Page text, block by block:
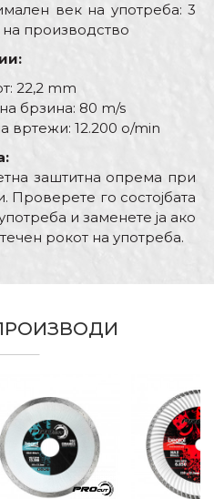
век на употреба: 3
производство
22,2 mm
брзина: 80 m/s
вртежи: 12.200 o/min
заштитна опрема при
Проверете го состојбата
и заменете ја ако
рокот на употреба.
Заварувачи
плоча за метал